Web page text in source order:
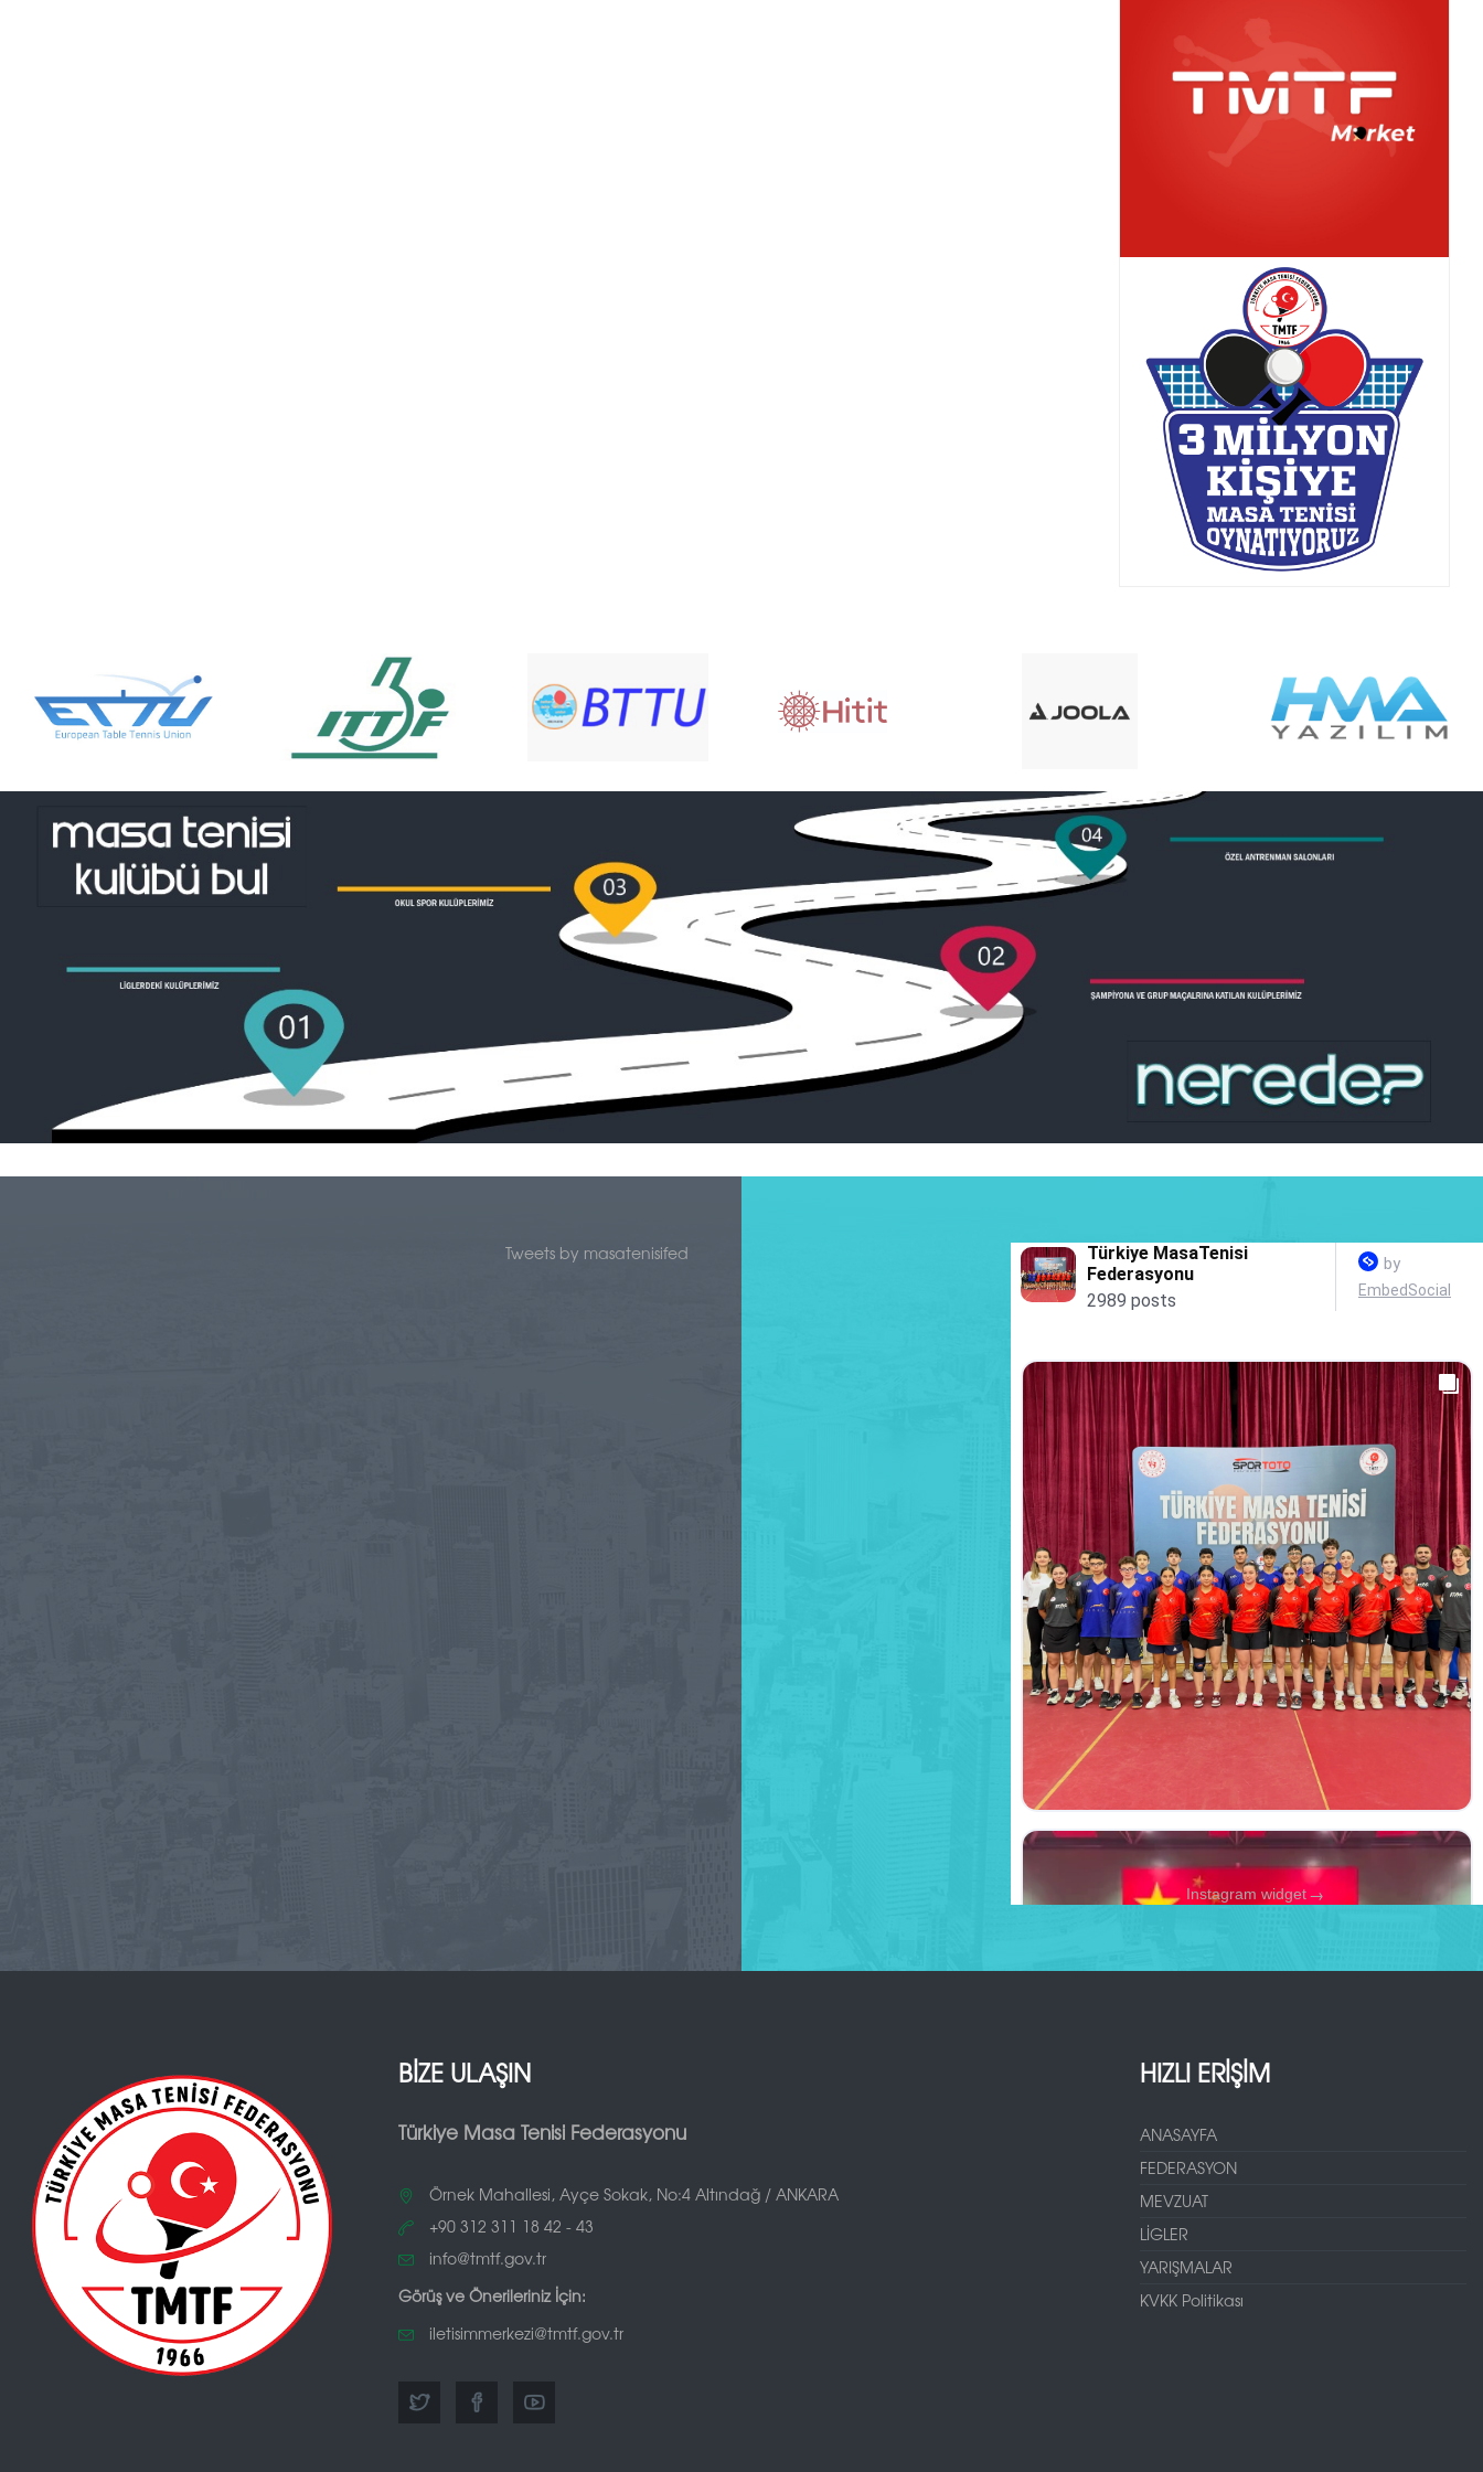
Tweets by masatenisifed
Instagram widget→
BİZE ULAŞIN
Türkiye Masa Tenisi Federasyonu
Örnek Mahallesi, Ayçe Sokak, No:4 Altındağ / ANKARA
+90 312 311 18 42 - 43
info@tmtf.gov.tr
Görüş ve Önerileriniz İçin:
iletisimmerkezi@tmtf.gov.tr
HIZLI ERİŞİM
ANASAYFA
FEDERASYON
MEVZUAT
LİGLER
YARIŞMALAR
KVKK Politikası